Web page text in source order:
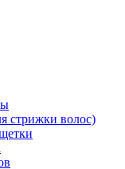
стрижки волос)